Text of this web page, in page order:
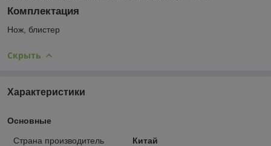
Комплектация
Нож, блистер
Скрыть
Характеристики
Основные
Страна производитель
Китай